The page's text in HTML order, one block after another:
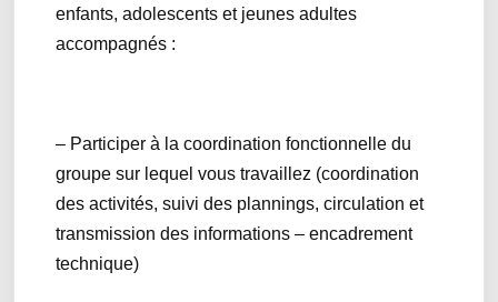
enfants, adolescents et jeunes adultes
accompagnés :
– Participer à la coordination fonctionnelle du
groupe sur lequel vous travaillez (coordination
des activités, suivi des plannings, circulation et
transmission des informations – encadrement
technique)